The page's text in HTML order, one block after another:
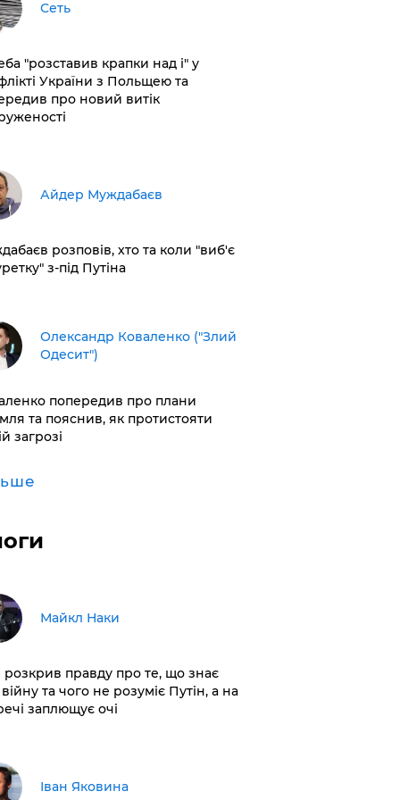
Сеть
"розставив крапки над і" у
України з Польщею та
про новий витік
Айдер Муждабаєв
розповів, хто та коли "виб'є
з-під Путіна
Олександр Коваленко ("Злий
Одесит")
попередив про плани
та пояснив, як протистояти
загрозі
Майкл Наки
розкрив правду про те, що знає
та чого не розуміє Путін, а на
заплющує очі
Іван Яковина